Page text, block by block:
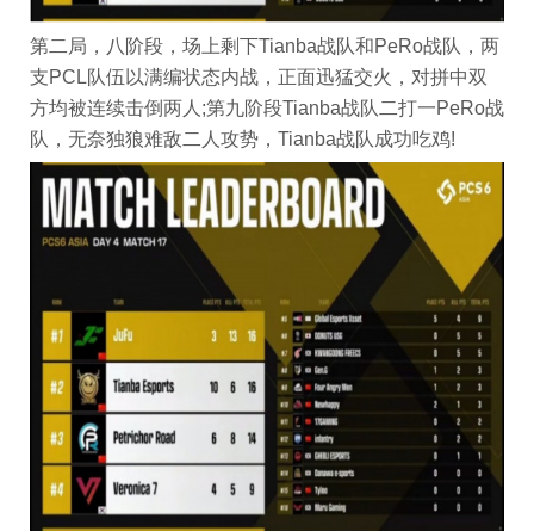
第二局，八阶段，场上剩下Tianba战队和PeRo战队，两
支PCL队伍以满编状态内战，正面迅猛交火，对拼中双
方均被连续击倒两人;第九阶段Tianba战队二打一PeRo战
队，无奈独狼难敌二人攻势，Tianba战队成功吃鸡!